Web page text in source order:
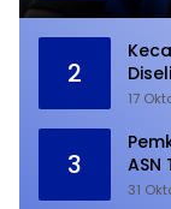
2
17
3
ASN
31